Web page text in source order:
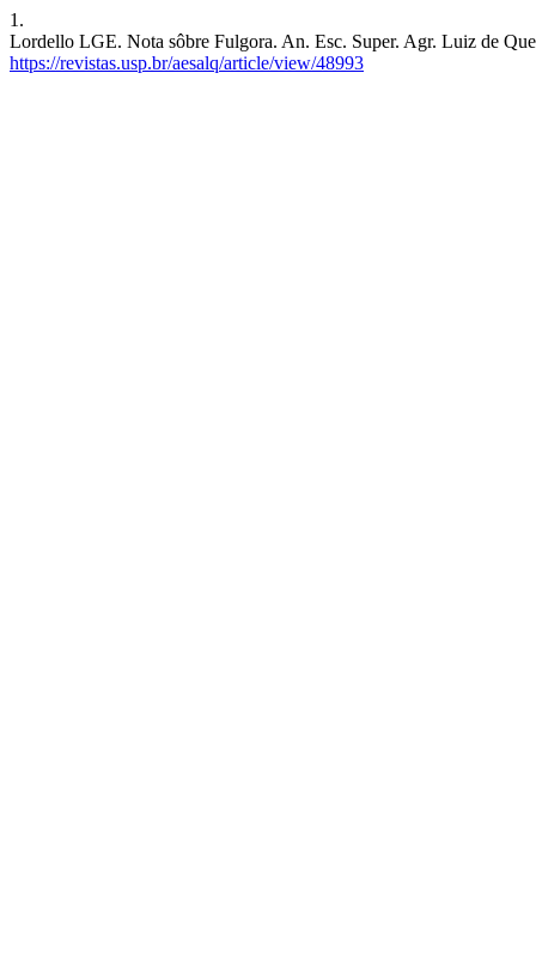
1.
Lordello LGE. Nota sôbre Fulgora. An. Esc. Super. Agr. Luiz de
https://revistas.usp.br/aesalq/article/view/48993